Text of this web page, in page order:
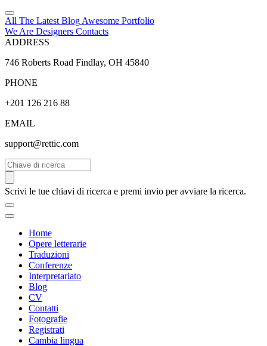
All The Latest Blog Awesome Portfolio
We Are Designers Contacts
ADDRESS
746 Roberts Road Findlay, OH 45840
PHONE
+201 126 216 88
EMAIL
support@rettic.com
Cerca
Scrivi le tue chiavi di ricerca e premi invio per avviare la ricerca.
Home
Opere letterarie
Traduzioni
Conferenze
Interpretariato
Blog
CV
Contatti
Fotografie
Registrati
Cambia lingua